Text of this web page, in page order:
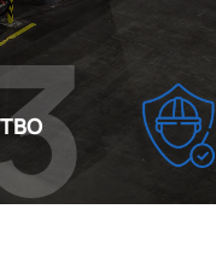
ВЫСОКАЯ